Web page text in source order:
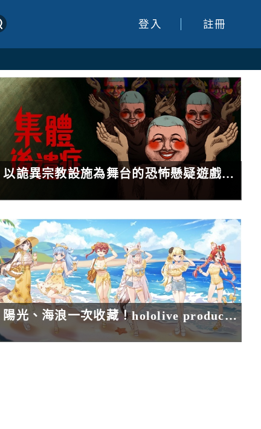
登入 註冊
以詭異宗教設施為舞台的恐怖懸疑遊戲《集體後遺症》確定於2027年春季發售
陽光、海浪一次收藏！hololive production《盛夏｜墾丁旅行日記》快閃店熱情登場